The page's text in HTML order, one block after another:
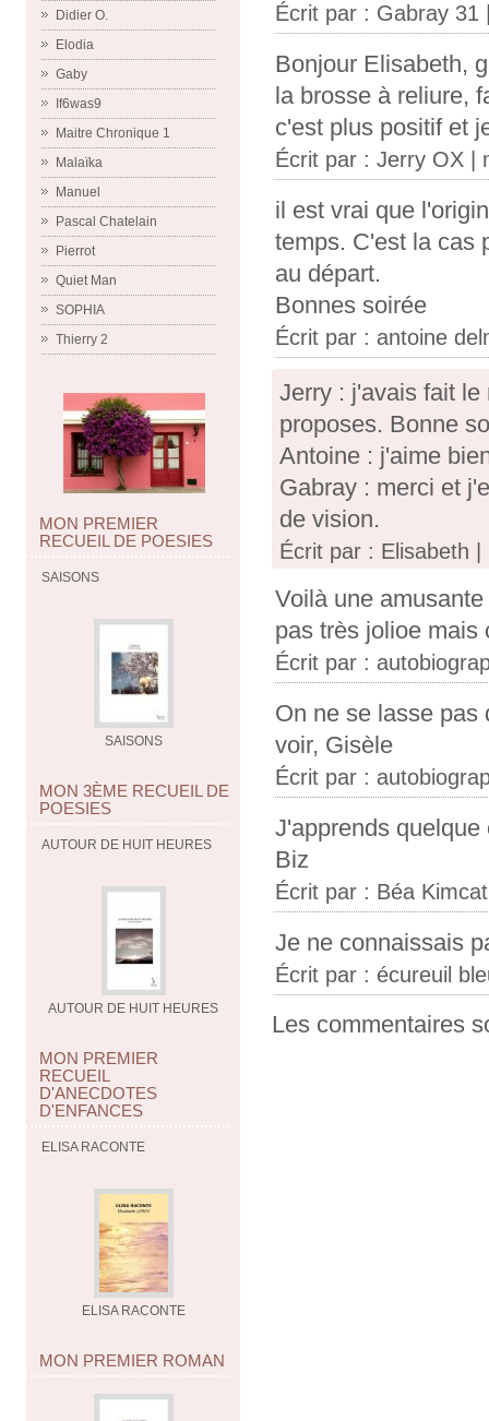
Didier O.
Elodia
Gaby
If6was9
Maitre Chronique 1
Malaïka
Manuel
Pascal Chatelain
Pierrot
Quiet Man
SOPHIA
Thierry 2
MON PREMIER
RECUEIL DE POESIES
SAISONS
SAISONS
MON 3ÈME RECUEIL DE
POESIES
AUTOUR DE HUIT HEURES
AUTOUR DE HUIT HEURES
MON PREMIER
RECUEIL
D'ANECDOTES
D'ENFANCES
ELISA RACONTE
ELISA RACONTE
MON PREMIER ROMAN
Écrit par : Gabray 31
Bonjour Elisabeth,
la brosse à reliure,
c'est plus positif et
Écrit par : Jerry OX |
il est vrai que
temps. C'est la cas
au départ.
Bonnes soirée
Écrit par : antoine
Jerry : j'avais fait
proposes. Bonne
Antoine : j'aime
Gabray : merci et
de vision.
Écrit par : Elisabeth
Voilà une
pas très jolioe mais
Écrit par :
On ne se lasse pas
voir, Gisèle
Écrit par :
J'apprends quelque
Biz
Écrit par : Béa Kimcat
Je ne connaissais
Écrit par : écureuil
Les commentaires